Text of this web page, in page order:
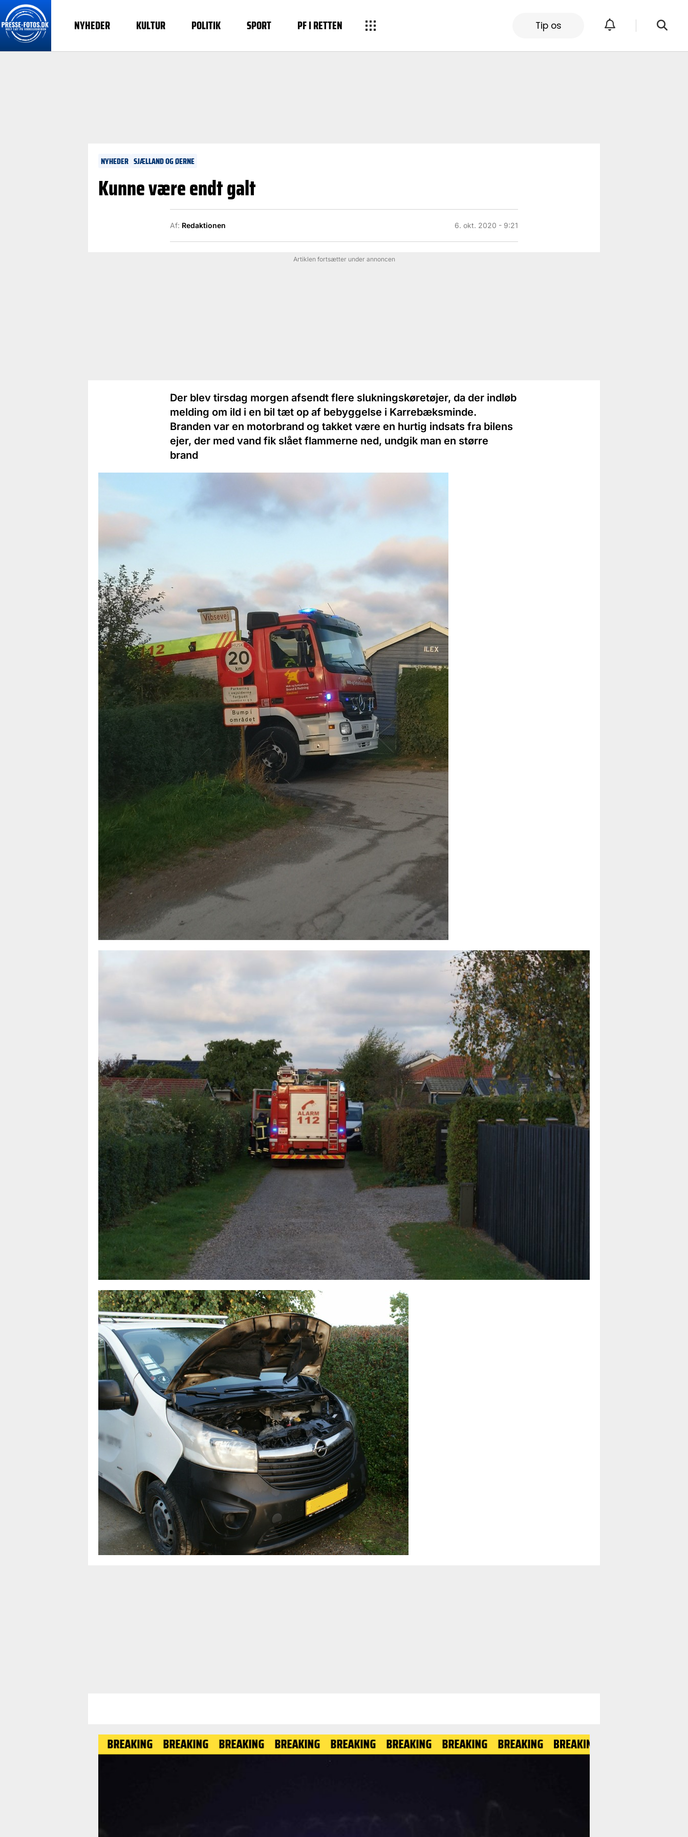
NYHEDER KULTUR POLITIK SPORT PF I RETTEN Tip os
NYHEDER SJÆLLAND OG ØERNE
Kunne være endt galt
Af: Redaktionen 6. okt. 2020 - 9:21
Artiklen fortsætter under annoncen
Der blev tirsdag morgen afsendt flere slukningskøretøjer, da der indløb
melding om ild i en bil tæt op af bebyggelse i Karrebæksminde.
Branden var en motorbrand og takket være en hurtig indsats fra bilens
ejer, der med vand fik slået flammerne ned, undgik man en større
brand
BREAKING BREAKING BREAKING BREAKING BREAKING BREAKING BREAKING BREAKING BREAKING BREAKING